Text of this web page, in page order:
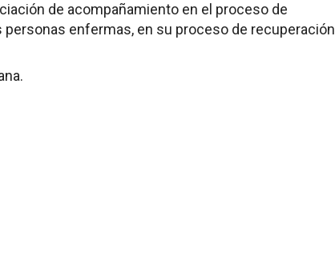
de acompañamiento en el proceso de
personas enfermas, en su proceso de recuperación